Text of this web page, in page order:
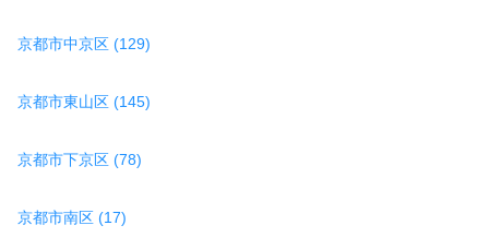
京都市中京区 (129)
京都市東山区 (145)
京都市下京区 (78)
京都市南区 (17)